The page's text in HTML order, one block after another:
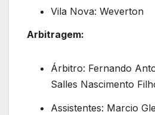
Vila Nova: Weverton
Arbitragem:
Árbitro: Fernando
Salles Nascimento
Assistentes: Marcio